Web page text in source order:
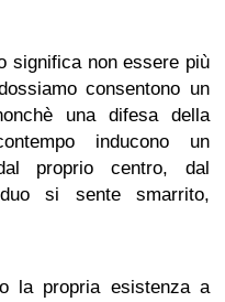
significa non essere più
consentono un
una difesa della
inducono un
proprio centro, dal
si sente smarrito,
la propria esistenza a